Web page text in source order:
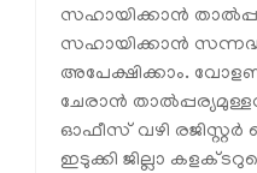
സഹായിക്കാന്‍
സഹായിക്കാന്‍
അപേക്ഷിക്കാം.
ചേരാന്‍
ഓഫീസ് വഴി രജിസ്റ്റര്‍
ഇടുക്കി ജില്ലാ